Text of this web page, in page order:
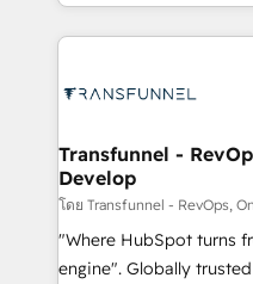
looking to get more from HubSpot.
team of 100+
services to clients in 15
we hold numerous
include HubSpot setup
Marketing Automation,
Sales, and Account-
our skills in marketing
to develop strategies
Transfunnel -
Develop
โดย Transfunnel - RevOps,
"Where HubSpot turns
engine". Globally